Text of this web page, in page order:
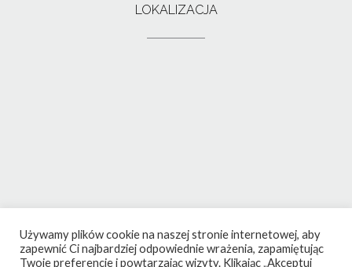
LOKALIZACJA
Używamy plików cookie na naszej stronie internetowej, aby
zapewnić Ci najbardziej odpowiednie wrażenia, zapamiętując
Twoje preferencje i powtarzając wizyty. Klikając „Akceptuj